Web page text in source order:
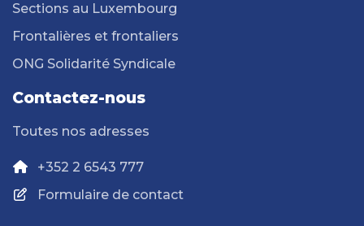
Sections au Luxembourg
Frontalières et frontaliers
ONG Solidarité Syndicale
Contactez-nous
Toutes nos adresses
+352 2 6543 777
Formulaire de contact